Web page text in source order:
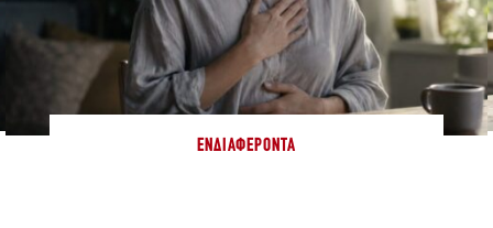
ΕΝΔΙΑΦΈΡΟΝΤΑ